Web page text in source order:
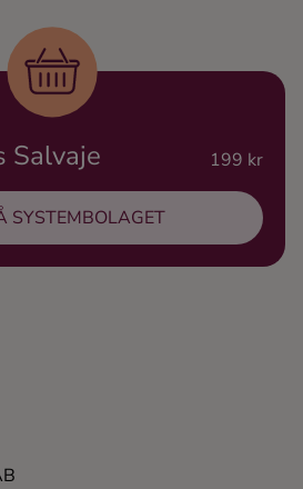
Salvaje 199 kr
SYSTEMBOLAGET